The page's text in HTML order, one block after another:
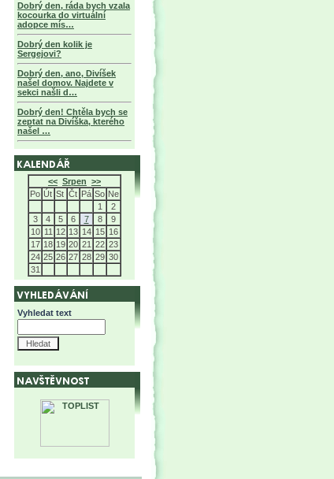
Dobrý den, ráda bych vzala
kocourka do virtuální
adopce mís…
Dobrý den kolik je
Sergejovi?
Dobrý den, ano, Divíšek
našel domov. Najdete v
sekci našli d…
Dobrý den! Chtěla bych se
zeptat na Divíška, kterého
našel …
<< Srpen >>
Po Út St Čt Pá So Ne
1
2
3
4 5 6 7 8
9
10 11 12 13 14 15 16
17 18 19 20 21 22 23
24 25 26 27 28 29 30
31
Vyhledat text